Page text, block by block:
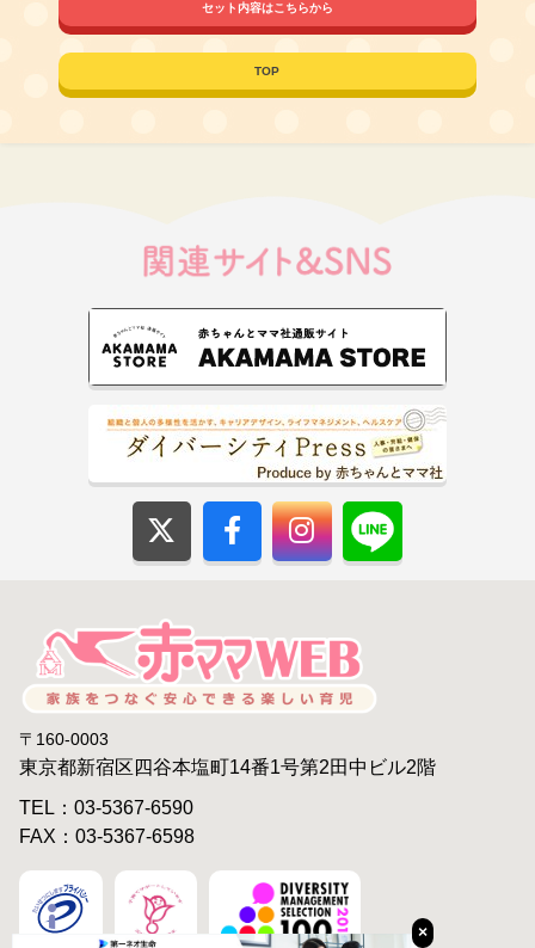
セット内容はこちらから
TOP
×
〒160-0003
東京都新宿区四谷本塩町14番1号第2田中ビル2階
TEL：03-5367-6590
FAX：03-5367-6598